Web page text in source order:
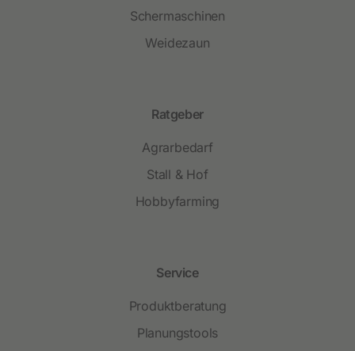
Schermaschinen
Weidezaun
Ratgeber
Agrarbedarf
Stall & Hof
Hobbyfarming
Service
Produktberatung
Planungstools